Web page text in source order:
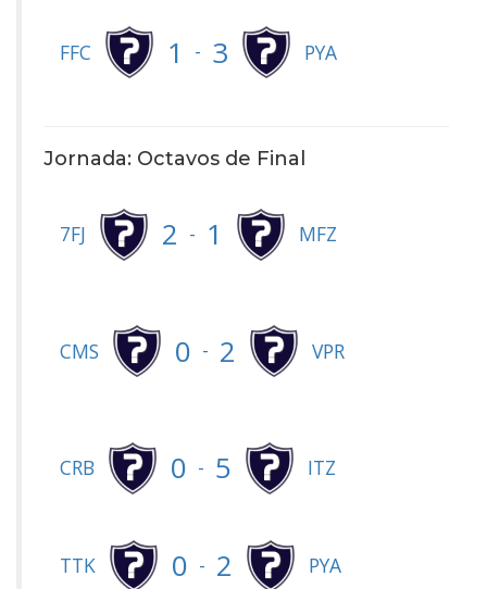
FFC 1 - 3 PYA
Jornada: Octavos de Final
7FJ 2 - 1 MFZ
CMS 0 - 2 VPR
CRB 0 - 5 ITZ
TTK 0 - 2 PYA